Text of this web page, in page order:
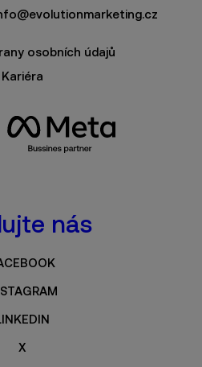
osobních údajů
Kariéra
nás
X